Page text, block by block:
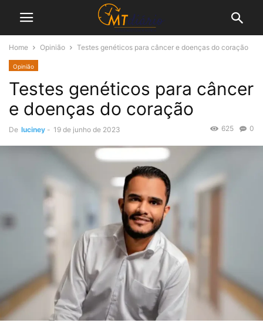
Home Opinião Testes genéticos para câncer e doenças do coração
Opinião
Testes genéticos para câncer
e doenças do coração
De luciney - 19 de junho de 2023 0
625